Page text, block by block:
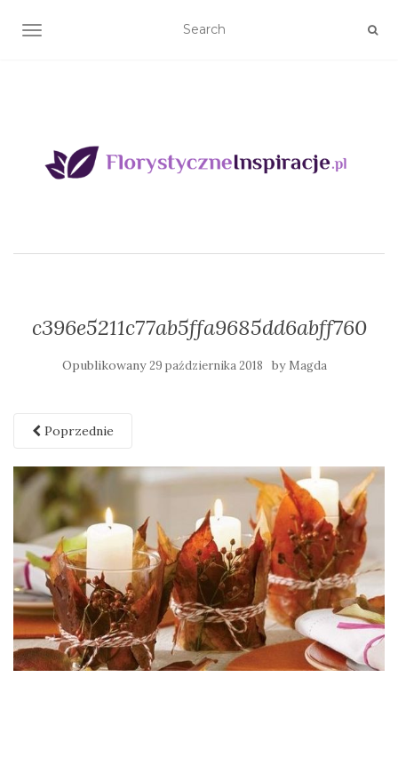
TOGGLE NAVIGATION
c396e5211c77ab5ffa9685dd6abff760
Opublikowany29 października 2018 by Magda
Poprzednie